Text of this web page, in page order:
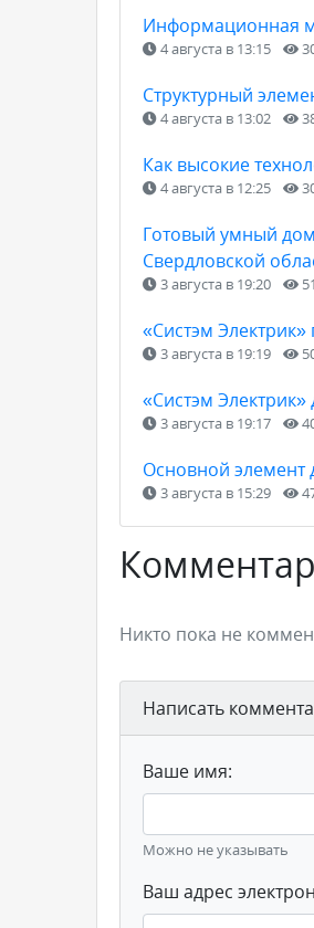
Информационная
4 августа в 13:15
Структурный
4 августа в 13:02
Как высокие
4 августа в 12:25
Готовый умный
Свердловской
3 августа в 19:20 51
«Систэм
3 августа в 19:19
«Систэм
3 августа в 19:17
Основной элемент
3 августа в 15:29
Никто пока не
Написать
Ваше имя:
Можно не указывать
Ваш адрес